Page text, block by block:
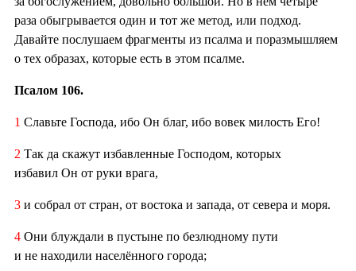
раза обыгрывается один и тот же метод, или подход.
Давайте послушаем фрагменты из псалма и поразмышляем
о тех образах, которые есть в этом псалме.
Псалом 106.
1 Славьте Господа, ибо Он благ, ибо вовек милость Его!
2 Так да скажут избавленные Господом, которых
избавил Он от руки врага,
3 и собрал от стран, от востока и запада, от севера и моря.
4 Они блуждали в пустыне по безлюдному пути
и не находили населённого города;